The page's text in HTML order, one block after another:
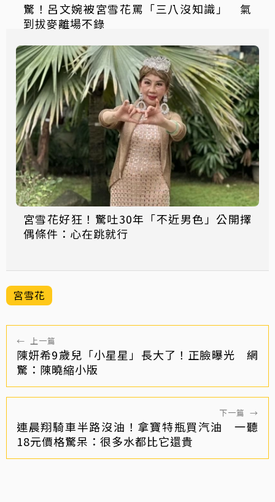
驚！呂文婉被宮雪花罵「三八沒知識」 氣
到拔麥離場不錄
宮雪花好狂！驚吐30年「不近男色」公開擇
偶條件：心在跳就行
宮雪花
← 上一篇
陳妍希9歲兒「小星星」長大了！正臉曝光 網
驚：陳曉縮小版
下一篇 →
連晨翔騎車半路沒油！拿寶特瓶買汽油 一聽
18元價格驚呆：很多水都比它還貴